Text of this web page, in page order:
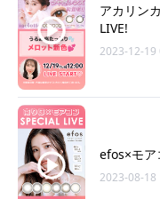
アカリン
LIVE!
2023-12-19
efos×モア
2023-08-18